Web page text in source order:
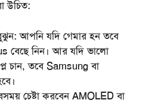
উচিত:
: আপনি যদি গেমার হন তবে
বেছে নিন। আর যদি ভালো
চান, তবে Samsung বা
চেষ্টা করবেন AMOLED বা